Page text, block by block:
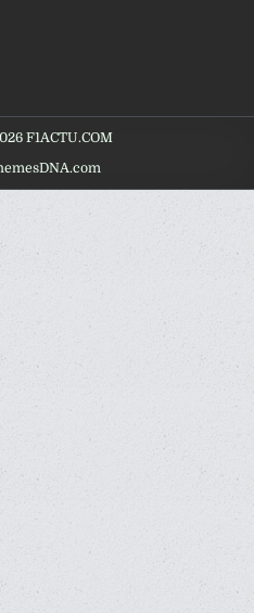
F1ACTU.COM